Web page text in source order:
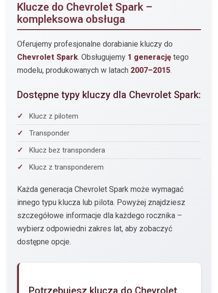
Klucze do Chevrolet Spark –
kompleksowa obsługa
Oferujemy profesjonalne dorabianie kluczy do
Chevrolet Spark. Obsługujemy 1 generację tego
modelu, produkowanych w latach 2007–2015.
Dostępne typy kluczy dla Chevrolet Spark:
Klucz z pilotem
Transponder
Klucz bez transpondera
Klucz z transponderem
Każda generacja Chevrolet Spark może wymagać
innego typu klucza lub pilota. Powyżej znajdziesz
szczegółowe informacje dla każdego rocznika –
wybierz odpowiedni zakres lat, aby zobaczyć
dostępne opcje.
Potrzebujesz klucza do Chevrolet